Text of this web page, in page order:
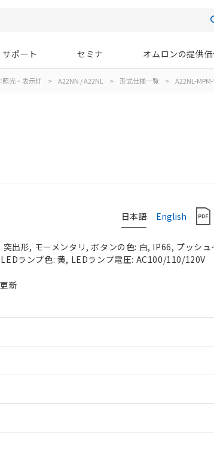
サポート セミナ オムロンの提供
光・表示灯 > A22NN / A22NL > 形式仕様一覧 > A22NL-
日本語 English
出形, モーメンタリ, ボタンの色: 白, IP66, プッシュ
ランプ色: 黄, LEDランプ電圧: AC100/110/120V
新